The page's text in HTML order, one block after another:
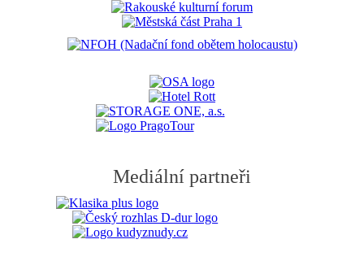
Mediální partneři